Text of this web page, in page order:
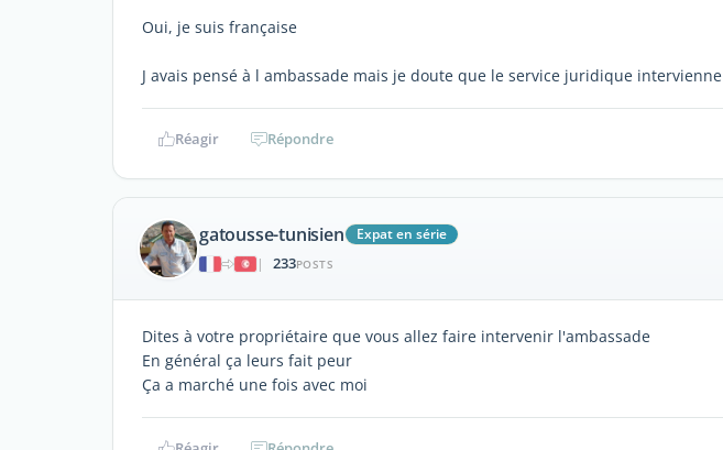
Oui, je suis française
J avais pensé à l ambassade mais je doute que le service juridique intervienne
Réagir Répondre
gatousse-tunisien
Expat en série
|
233POSTS
Dites à votre propriétaire que vous allez faire intervenir l'ambassade
En général ça leurs fait peur
Ça a marché une fois avec moi